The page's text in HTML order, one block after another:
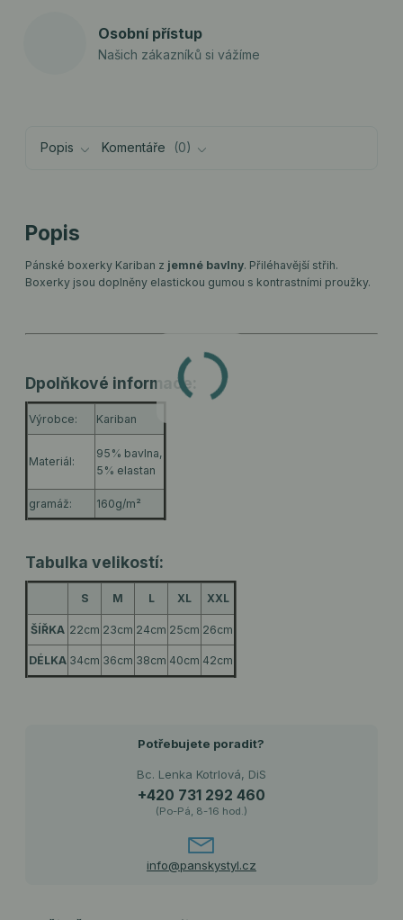
Osobní přístup
Našich zákazníků si vážíme
Popis Komentáře 0
Popis
Pánské boxerky Kariban z jemné bavlny. Přiléhavější střih.
Boxerky jsou doplněny elastickou gumou s kontrastními proužky.
Dpolňkové informace:
Výrobce: Kariban
Materiál:
95% bavlna,
5% elastan
gramáž: 160g/m²
Tabulka velikostí:
S M L XL XXL
ŠÍŘKA 22cm 23cm 24cm 25cm 26cm
DÉLKA 34cm 36cm 38cm 40cm 42cm
Potřebujete poradit?
Bc. Lenka Kotrlová, DiS
+420 731 292 460
(Po-Pá, 8-16 hod.)
info@panskystyl.cz